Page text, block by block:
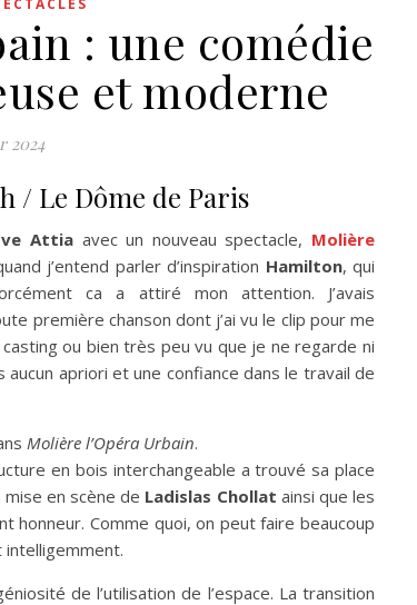
: une comédie
et moderne
2024
/ Le Dôme de Paris
Attiaavec un nouveau spectacle, Molière
j’entend parler d’inspiration Hamilton, qui
ca a attiré mon attention. J’avais
première chanson dont j’ai vu le clip pour me
ou bien très peu vu que je ne regarde ni
aucun apriori et une confiance dans le travail de
Molière l’Opéra Urbain.
en bois interchangeable a trouvé sa place
en scène de Ladislas Chollat ainsi que les
honneur. Comme quoi, on peut faire beaucoup
de l’utilisation de l’espace. La transition